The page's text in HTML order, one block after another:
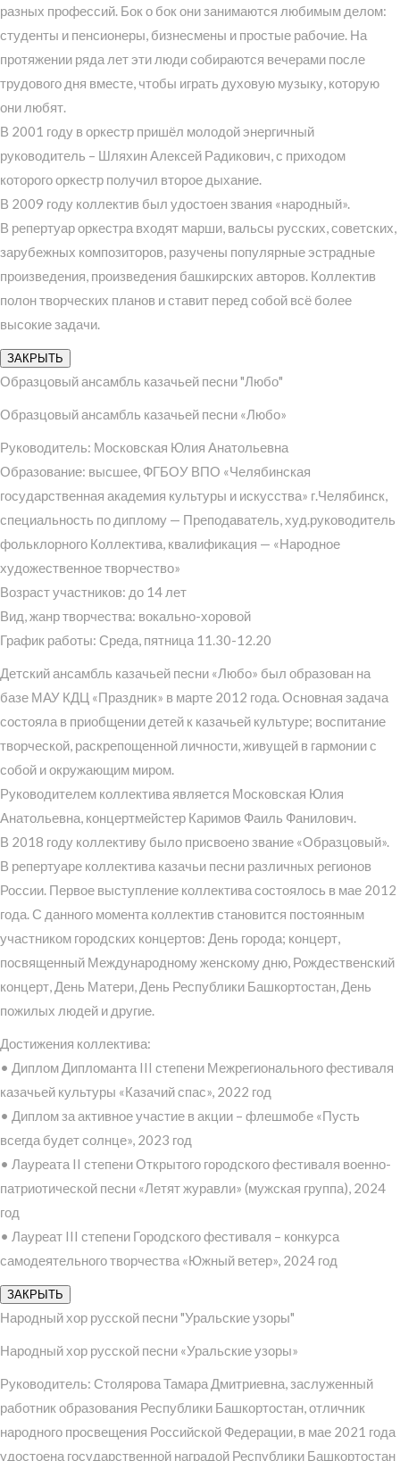
разных профессий. Бок о бок они занимаются любимым делом:
студенты и пенсионеры, бизнесмены и простые рабочие. На
протяжении ряда лет эти люди собираются вечерами после
трудового дня вместе, чтобы играть духовую музыку, которую
они любят.
В 2001 году в оркестр пришёл молодой энергичный
руководитель – Шляхин Алексей Радикович, с приходом
которого оркестр получил второе дыхание.
В 2009 году коллектив был удостоен звания «народный».
В репертуар оркестра входят марши, вальсы русских, советских,
зарубежных композиторов, разучены популярные эстрадные
произведения, произведения башкирских авторов. Коллектив
полон творческих планов и ставит перед собой всё более
высокие задачи.
ЗАКРЫТЬ
Образцовый ансамбль казачьей песни "Любо"
Образцовый ансамбль казачьей песни «Любо»
Руководитель: Московская Юлия Анатольевна
Образование: высшее, ФГБОУ ВПО «Челябинская
государственная академия культуры и искусства» г.Челябинск,
специальность по диплому — Преподаватель, худ.руководитель
фольклорного Коллектива, квалификация — «Народное
художественное творчество»
Возраст участников: до 14 лет
Вид, жанр творчества: вокально-хоровой
График работы: Среда, пятница 11.30-12.20
Детский ансамбль казачьей песни «Любо» был образован на
базе МАУ КДЦ «Праздник» в марте 2012 года. Основная задача
состояла в приобщении детей к казачьей культуре; воспитание
творческой, раскрепощенной личности, живущей в гармонии с
собой и окружающим миром.
Руководителем коллектива является Московская Юлия
Анатольевна, концертмейстер Каримов Фаиль Фанилович.
В 2018 году коллективу было присвоено звание «Образцовый».
В репертуаре коллектива казачьи песни различных регионов
России. Первое выступление коллектива состоялось в мае 2012
года. С данного момента коллектив становится постоянным
участником городских концертов: День города; концерт,
посвященный Международному женскому дню, Рождественский
концерт, День Матери, День Республики Башкортостан, День
пожилых людей и другие.
Достижения коллектива:
• Диплом Дипломанта III степени Межрегионального фестиваля
казачьей культуры «Казачий спас», 2022 год
• Диплом за активное участие в акции – флешмобе «Пусть
всегда будет солнце», 2023 год
• Лауреата II степени Открытого городского фестиваля военно-
патриотической песни «Летят журавли» (мужская группа), 2024
год
• Лауреат III степени Городского фестиваля – конкурса
самодеятельного творчества «Южный ветер», 2024 год
ЗАКРЫТЬ
Народный хор русской песни "Уральские узоры"
Народный хор русской песни «Уральские узоры»
Руководитель: Столярова Тамара Дмитриевна, заслуженный
работник образования Республики Башкортостан, отличник
народного просвещения Российской Федерации, в мае 2021 года
удостоена государственной наградой Республики Башкортостан